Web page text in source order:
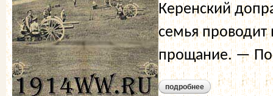
Керенский
семья проводит
прощание. —
подробнее о нарышкина е.а.